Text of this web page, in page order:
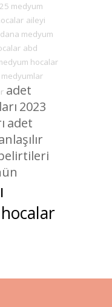
medyum
aileyi
medyum
abd
hocalar
adet
2023
adet